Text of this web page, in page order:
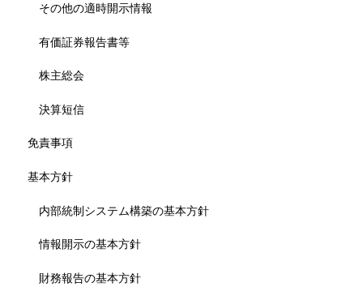
その他の適時開示情報
有価証券報告書等
株主総会
決算短信
免責事項
基本方針
内部統制システム構築の基本方針
情報開示の基本方針
財務報告の基本方針